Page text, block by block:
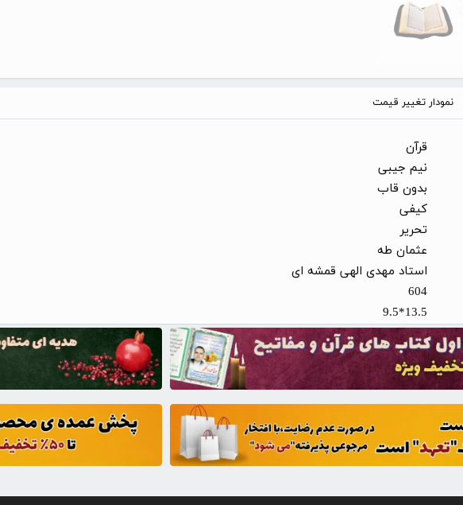
نمودار تغییر قیمت
قرآن
نیم جیبی
بدون قاب
کیفی
تحریر
عثمان طه
استاد مهدی الهی قمشه ای
604
13.5*9.5